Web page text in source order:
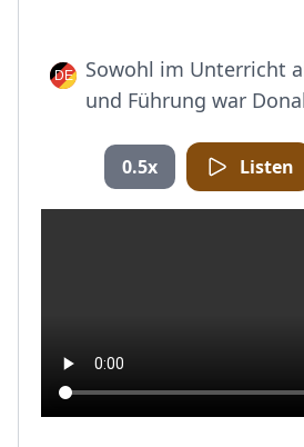
Sowohl im Unterricht
und Führung war
0.5x Listen